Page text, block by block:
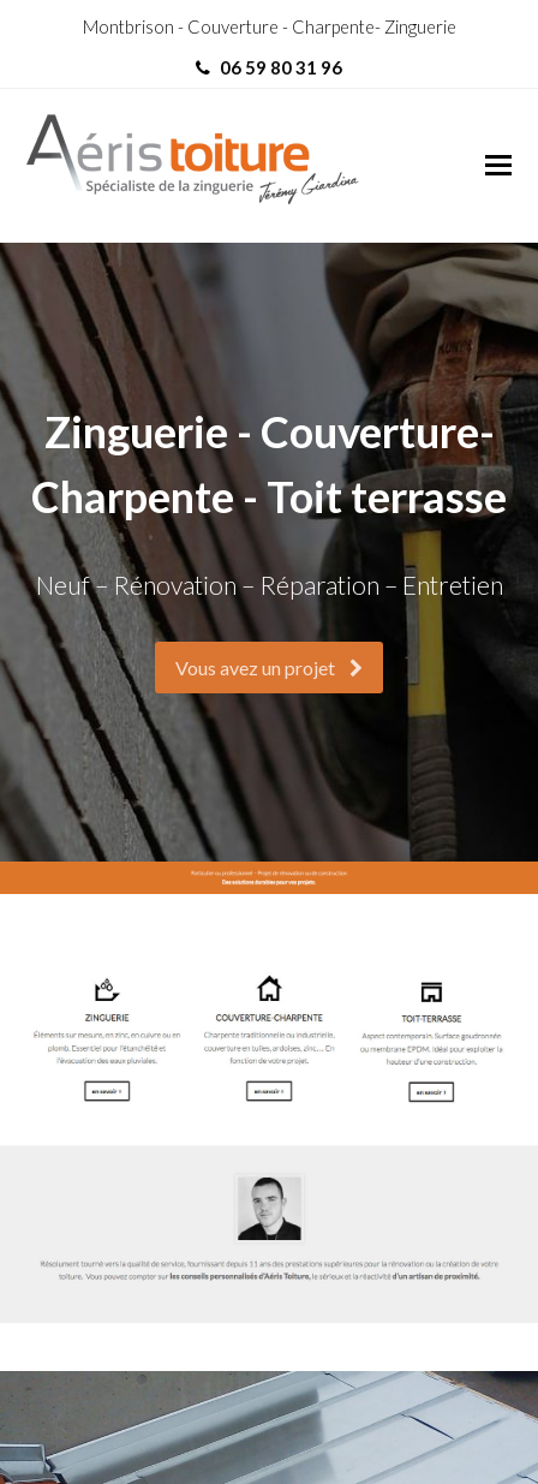
Montbrison - Couverture - Charpente- Zinguerie
06 59 80 31 96
Toit-Terrasse Ambierle
Zinguerie - Couverture-
Charpente - Toit terrasse
Neuf – Rénovation – Réparation – Entretien
Vous avez un projet